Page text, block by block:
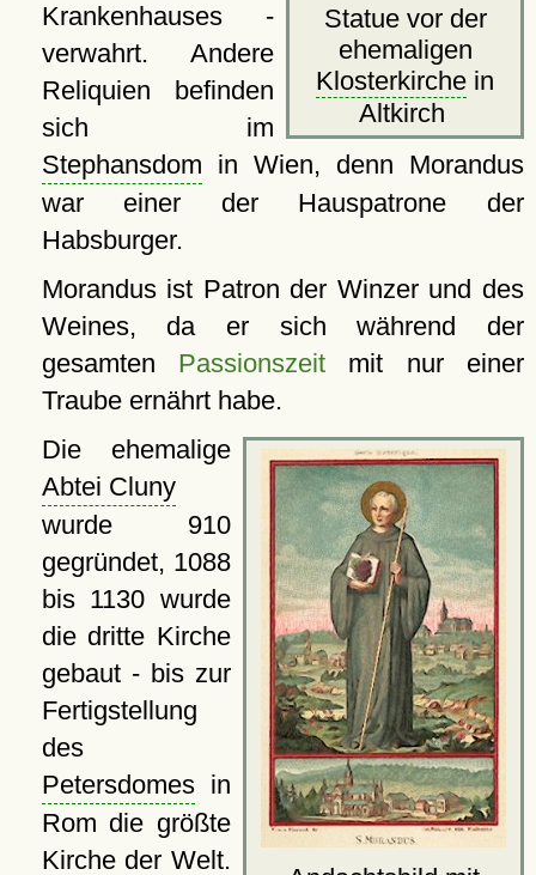
Statue vor der
ehemaligen
Klosterkirche in
Altkirch
Krankenhauses -
verwahrt. Andere
Reliquien befinden
sich im
Stephansdom in Wien, denn Morandus
war einer der Hauspatrone der
Habsburger.
Morandus ist Patron der Winzer und des
Weines, da er sich während der
gesamten Passionszeit mit nur einer
Traube ernährt habe.
Die ehemalige
Abtei Cluny
wurde 910
gegründet, 1088
bis 1130 wurde
die dritte Kirche
gebaut - bis zur
Fertigstellung
des
Petersdomesin
Rom die größte
Kirche der Welt.